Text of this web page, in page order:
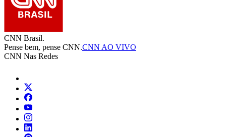
CNN Brasil.
Pense bem, pense CNN.CNN AO VIVO
CNN Nas Redes